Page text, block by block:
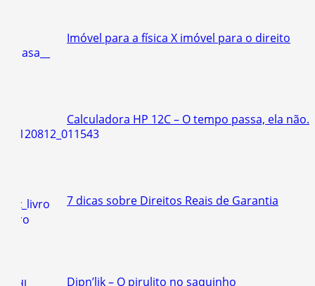
Imóvel para a física X imóvel para o direito
Calculadora HP 12C – O tempo passa, ela não.
7 dicas sobre Direitos Reais de Garantia
Dipn’lik – O pirulito no saquinho